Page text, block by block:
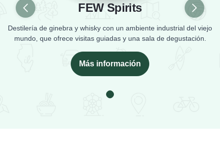
FEW Spirits
Destilería de ginebra y whisky con un ambiente industrial del viejo
mundo, que ofrece visitas guiadas y una sala de degustación.
Más información
Anterior